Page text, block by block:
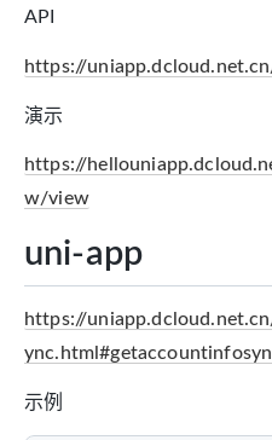
API
https://
演示
https://
w/view
uni-app
https://
示例